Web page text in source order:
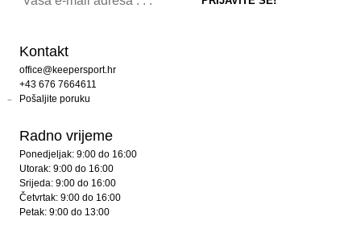
Kontakt
office@keepersport.hr
+43 676 7664611
Pošaljite poruku
Radno vrijeme
Ponedjeljak: 9:00 do 16:00
Utorak: 9:00 do 16:00
Srijeda: 9:00 do 16:00
Četvrtak: 9:00 do 16:00
Petak: 9:00 do 13:00